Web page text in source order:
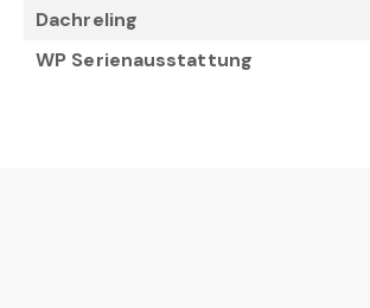
Dachreling
WP Serienausstattung